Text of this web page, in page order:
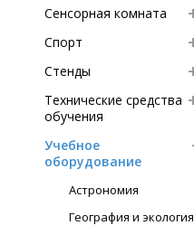
Сенсорная комната
Спорт
Стенды
Технические средства
обучения
Учебное
оборудование
Астрономия
География и экология